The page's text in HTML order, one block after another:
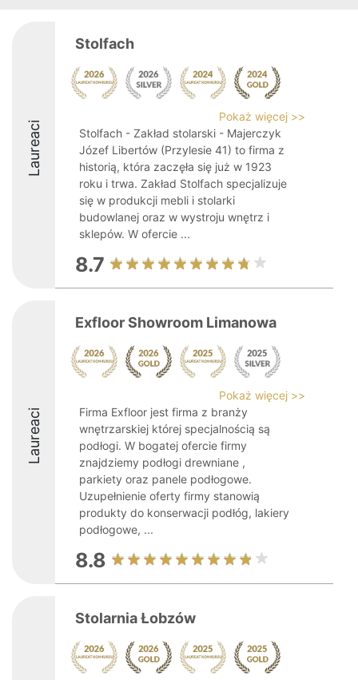
Laureaci
Stolfach
Pokaż więcej >>
Stolfach - Zakład stolarski - Majerczyk
Józef Libertów (Przylesie 41) to firma z
historią, która zaczęła się już w 1923
roku i trwa. Zakład Stolfach specjalizuje
się w produkcji mebli i stolarki
budowlanej oraz w wystroju wnętrz i
sklepów. W ofercie ...
8.7
Laureaci
Exfloor Showroom Limanowa
Pokaż więcej >>
Firma Exfloor jest firma z branży
wnętrzarskiej której specjalnością są
podłogi. W bogatej ofercie firmy
znajdziemy podłogi drewniane ,
parkiety oraz panele podłogowe.
Uzupełnienie oferty firmy stanowią
produkty do konserwacji podłóg, lakiery
podłogowe, ...
8.8
Stolarnia Łobzów